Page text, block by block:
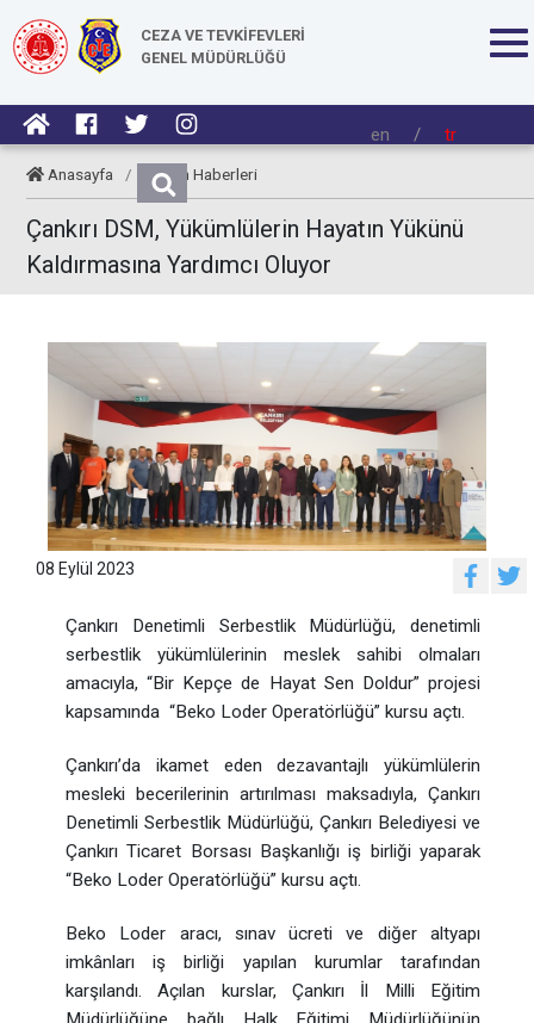
CEZA VE TEVKİFEVLERİ
GENEL MÜDÜRLÜĞÜ
en / tr
Anasayfa / Kurum Haberleri
Çankırı DSM, Yükümlülerin Hayatın Yükünü
Kaldırmasına Yardımcı Oluyor
08 Eylül 2023
Çankırı Denetimli Serbestlik Müdürlüğü, denetimli
serbestlik yükümlülerinin meslek sahibi olmaları
amacıyla, “Bir Kepçe de Hayat Sen Doldur” projesi
kapsamında “Beko Loder Operatörlüğü” kursu açtı.
Çankırı’da ikamet eden dezavantajlı yükümlülerin
mesleki becerilerinin artırılması maksadıyla, Çankırı
Denetimli Serbestlik Müdürlüğü, Çankırı Belediyesi ve
Çankırı Ticaret Borsası Başkanlığı iş birliği yaparak
“Beko Loder Operatörlüğü” kursu açtı.
Beko Loder aracı, sınav ücreti ve diğer altyapı
imkânları iş birliği yapılan kurumlar tarafından
karşılandı. Açılan kurslar, Çankırı İl Milli Eğitim